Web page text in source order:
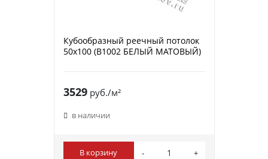
Кубообразный реечный потолок
50х100 (B1002 БЕЛЫЙ МАТОВЫЙ)
3529руб./м²
в наличии
В корзину